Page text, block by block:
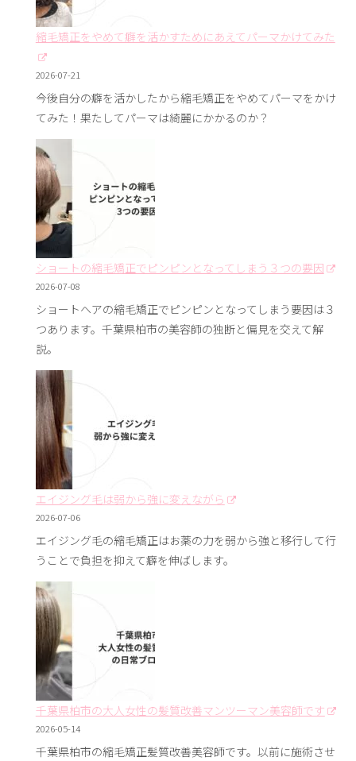
縮毛矯正をやめて癖を活かすためにあえてパーマかけてみた
2026-07-21
今後自分の癖を活かしたから縮毛矯正をやめてパーマをかけ
てみた！果たしてパーマは綺麗にかかるのか？
ショートの縮毛矯正でピンピンとなってしまう３つの要因
2026-07-08
ショートヘアの縮毛矯正でピンピンとなってしまう要因は３
つあります。千葉県柏市の美容師の独断と偏見を交えて解
説。
エイジング毛は弱から強に変えながら
2026-07-06
エイジング毛の縮毛矯正はお薬の力を弱から強と移行して行
うことで負担を抑えて癖を伸ばします。
千葉県柏市の大人女性の髪質改善マンツーマン美容師です
2026-05-14
千葉県柏市の縮毛矯正髪質改善美容師です。以前に施術させ